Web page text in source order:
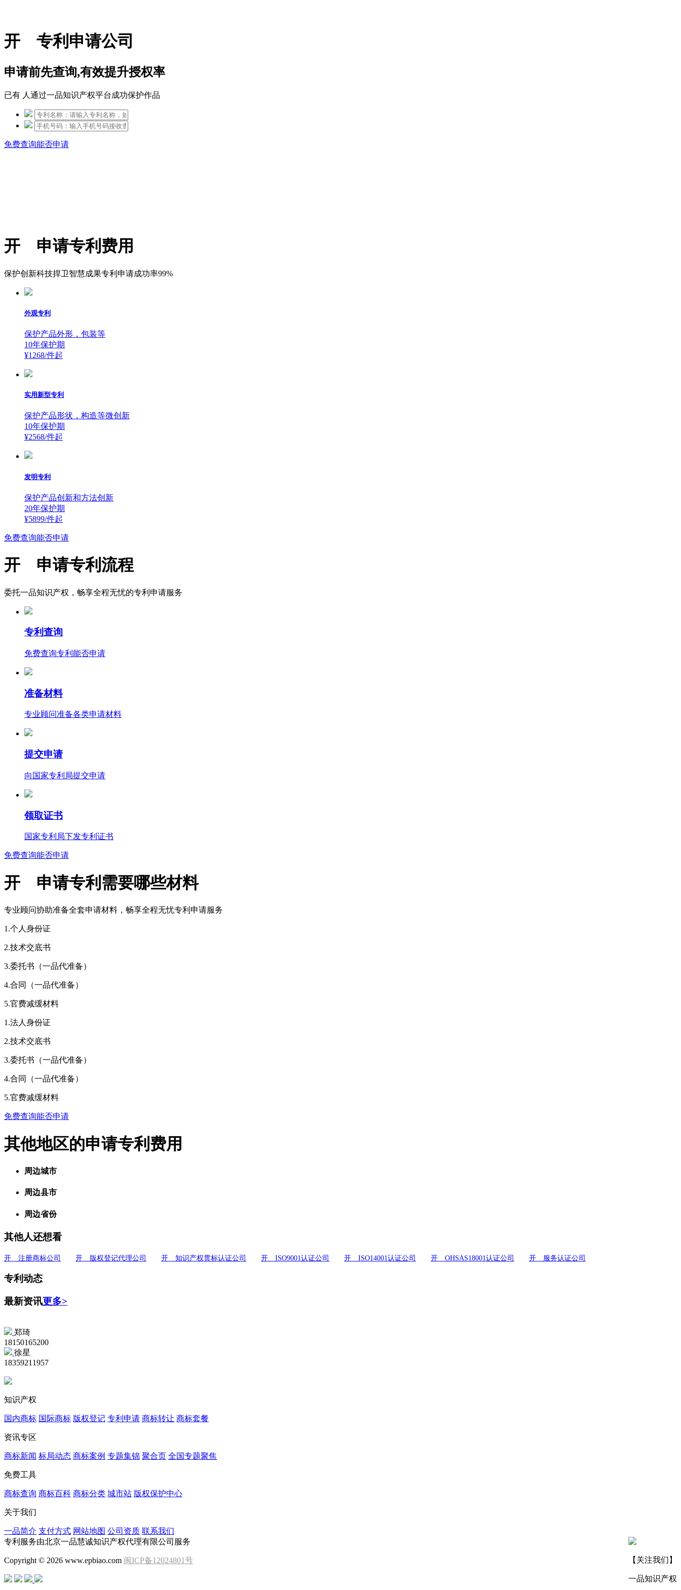
开 专利申请公司
申请前先查询,有效提升授权率
已有 人通过一品知识产权平台成功保护作品
免费查询能否申请
开 申请专利费用
保护创新科技捍卫智慧成果专利申请成功率99%
外观专利
保护产品外形，包装等
10年保护期
¥1268/件起
实用新型专利
保护产品形状，构造等微创新
10年保护期
¥2568/件起
发明专利
保护产品创新和方法创新
20年保护期
¥5899/件起
免费查询能否申请
开 申请专利流程
委托一品知识产权，畅享全程无忧的专利申请服务
专利查询
免费查询专利能否申请
准备材料
专业顾问准备各类申请材料
提交申请
向国家专利局提交申请
领取证书
国家专利局下发专利证书
免费查询能否申请
开 申请专利需要哪些材料
专业顾问协助准备全套申请材料，畅享全程无忧专利申请服务
1.个人身份证
2.技术交底书
3.委托书（一品代准备）
4.合同（一品代准备）
5.官费减缓材料
1.法人身份证
2.技术交底书
3.委托书（一品代准备）
4.合同（一品代准备）
5.官费减缓材料
免费查询能否申请
其他地区的申请专利费用
周边城市
周边县市
周边省份
其他人还想看
开 注册商标公司 开 版权登记代理公司 开 知识产权贯标认证公司 开 ISO9001认证公司 开 ISO14001认证公司 开 OHSAS18001认证公司 开 服务认证公司
专利动态
最新资讯更多>
郑琦
18150165200
徐星
18359211957
知识产权
国内商标 国际商标 版权登记 专利申请 商标转让 商标套餐
资讯专区
商标新闻 标局动态 商标案例 专题集锦 聚合页 全国专题聚焦
免费工具
商标查询 商标百科 商标分类 城市站 版权保护中心
关于我们
一品简介 支付方式 网站地图 公司资质 联系我们
【关注我们】
一品知识产权
专利服务由北京一品慧诚知识产权代理有限公司服务
Copyright © 2026 www.epbiao.com 闽ICP备12024801号